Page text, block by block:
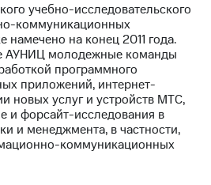
учебно-исследовательского
коммуникационных
намечено на конец 2011 года.
АУНИЦ молодежные команды
программного
приложений, интернет-
новых услуг и устройств МТС,
и форсайт-исследования в
и менеджмента, в частности,
коммуникационных